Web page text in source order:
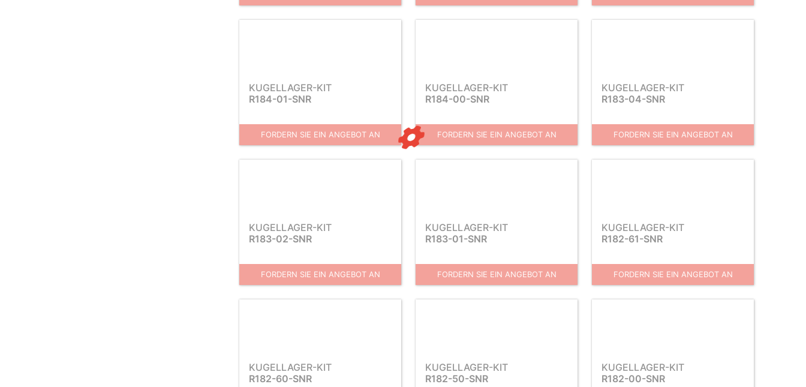
KUGELLAGER-KIT
R184-01-SNR
FORDERN SIE EIN ANGEBOT AN
KUGELLAGER-KIT
R184-00-SNR
FORDERN SIE EIN ANGEBOT AN
KUGELLAGER-KIT
R183-04-SNR
FORDERN SIE EIN ANGEBOT AN
KUGELLAGER-KIT
R183-02-SNR
FORDERN SIE EIN ANGEBOT AN
KUGELLAGER-KIT
R183-01-SNR
FORDERN SIE EIN ANGEBOT AN
KUGELLAGER-KIT
R182-61-SNR
FORDERN SIE EIN ANGEBOT AN
KUGELLAGER-KIT
R182-60-SNR
KUGELLAGER-KIT
R182-50-SNR
KUGELLAGER-KIT
R182-00-SNR